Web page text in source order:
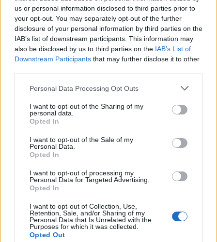
us or personal information disclosed to third parties prior to
your opt-out. You may separately opt-out of the further
disclosure of your personal information by third parties on the
IAB’s list of downstream participants. This information may
also be disclosed by us to third parties on the IAB’s List of
Downstream Participants that may further disclose it to other
Please note that this website/app uses one or more Google
not limited to your visit or usage behaviour. You may click to
grant or deny consent to Google and its third-party tags to
use your data for below specified purposes in below Google
consent section.
Personal Data Processing Opt Outs
I want to opt-out of the Sharing of my
personal data.
Opted In
I want to opt-out of the Sale of my
Personal Data.
Opted In
I want to opt-out of processing my
Personal Data for Targeted Advertising.
Opted In
I want to opt-out of Collection, Use,
Retention, Sale, and/or Sharing of my
Personal Data that Is Unrelated with the
Purposes for which it was collected.
Opted Out
Jön az Egy új élmény
RóbertKatalin• 2020. március 01.
kiadónak egy új kéziratot. Ha a címről egyből az
Aladdin híres duettjére asszociálsz, nem jársz ...